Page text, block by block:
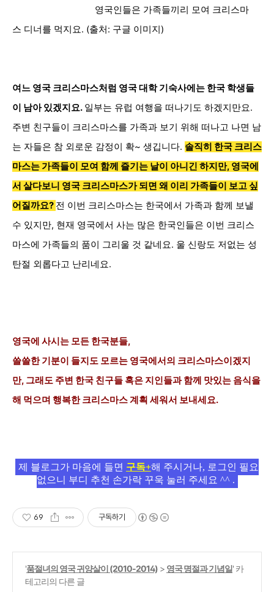
영국인들은 가족들끼리 모여 크리스마
스 디너를 먹지요. (출처: 구글 이미지)
여느 영국 크리스마스처럼 영국 대학 기숙사에는 한국 학생들
이 남아 있겠지요. 일부는 유럽 여행을 떠나기도 하겠지만요.
주변 친구들이 크리스마스를 가족과 보기 위해 떠나고 나면 남
는 자들은 참 외로운 감정이 확~ 생깁니다. 솔직히 한국 크리스
마스는 가족들이 모여 함께 즐기는 날이 아니긴 하지만, 영국에
서 살다보니 영국 크리스마스가 되면 왜 이리 가족들이 보고 싶
어질까요? 전 이번 크리스마스는 한국에서 가족과 함께 보낼
수 있지만, 현재 영국에서 사는 많은 한국인들은 이번 크리스
마스에 가족들의 품이 그리울 것 같네요. 울 신랑도 저없는 성
탄절 외롭다고 난리네요.
영국에 사시는 모든 한국분들,
쓸쓸한 기분이 들지도 모르는 영국에서의 크리스마스이겠지
만, 그래도 주변 한국 친구들 혹은 지인들과 함께 맛있는 음식을
해 먹으며 행복한 크리스마스 계획 세워서 보내세요.
제 블로그가 마음에 들면 구독+해 주시거나, 로그인 필요
없으니 부디 추천 손가락 꾸욱 눌러 주세요 ^^ .
69 구독하기
'품절녀의 영국 귀양살이 (2010-2014) > 영국 명절과 기념일' 카
테고리의 다른 글